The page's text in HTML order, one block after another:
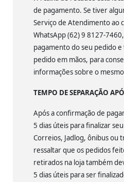
de pagamento. Se tiver
Serviço de Atendimento ao
WhatsApp (62) 9 8127-
pagamento do seu pedido
pedido em mãos, para
informações sobre o
TEMPO DE SEPARAÇÃO
Após a confirmação de
5 dias úteis para finalizar
Correios, Jadlog, ônibus ou
ressaltar que os pedidos
retirados na loja também
5 dias úteis para ser